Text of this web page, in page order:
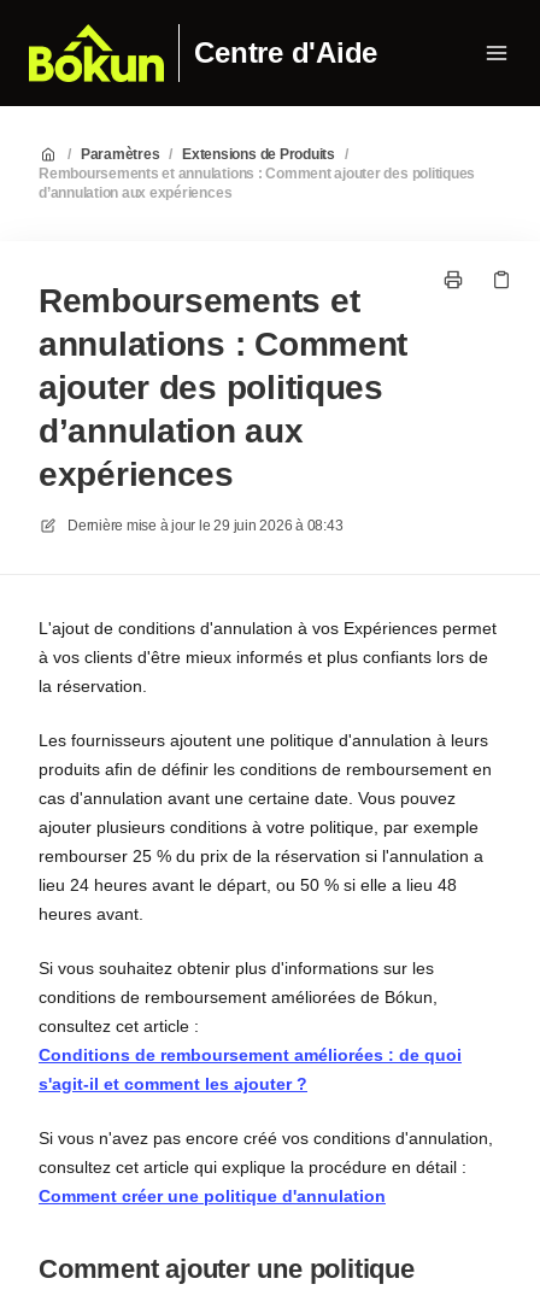
Centre d'Aide
/ Paramètres / Extensions de Produits
/
Remboursements et annulations : Comment ajouter des politiques
d’annulation aux expériences
Remboursements et
annulations : Comment
ajouter des politiques
d’annulation aux
expériences
Dernière mise à jour le 29 juin 2026 à 08:43
L'ajout de conditions d'annulation à vos Expériences permet
à vos clients d'être mieux informés et plus confiants lors de
la réservation.
Les fournisseurs ajoutent une politique d'annulation à leurs
produits afin de définir les conditions de remboursement en
cas d'annulation avant une certaine date. Vous pouvez
ajouter plusieurs conditions à votre politique, par exemple
rembourser 25 % du prix de la réservation si l'annulation a
lieu 24 heures avant le départ, ou 50 % si elle a lieu 48
heures avant.
Si vous souhaitez obtenir plus d'informations sur les
conditions de remboursement améliorées de Bókun,
consultez cet article :
Conditions de remboursement améliorées : de quoi
s'agit-il et comment les ajouter ?
Si vous n'avez pas encore créé vos conditions d'annulation,
consultez cet article qui explique la procédure en détail :
Comment créer une politique d'annulation
Comment ajouter une politique